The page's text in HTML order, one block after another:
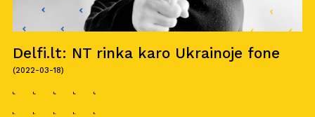
Delfi.lt: NT rinka karo Ukrainoje fone
(2022-03-18)